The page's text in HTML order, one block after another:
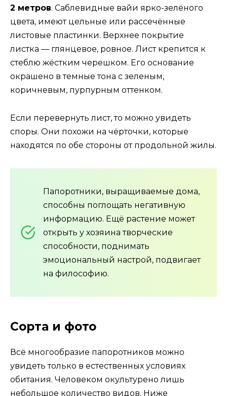
2 метров. Саблевидные вайи ярко-зелёного
цвета, имеют цельные или рассечённые
листовые пластинки. Верхнее покрытие
листка — глянцевое, ровное. Лист крепится к
стеблю жёстким черешком. Его основание
окрашено в темные тона с зеленым,
коричневым, пурпурным оттенком.
Если перевернуть лист, то можно увидеть
споры. Они похожи на чёрточки, которые
находятся по обе стороны от продольной жилы.
Папоротники, выращиваемые дома,
способны поглощать негативную
информацию. Ещё растение может
открыть у хозяина творческие
способности, поднимать
эмоциональный настрой, подвигает
на философию.
Сорта и фото
Всё многообразие папоротников можно
увидеть только в естественных условиях
обитания. Человеком окультурено лишь
небольшое количество видов. Ниже